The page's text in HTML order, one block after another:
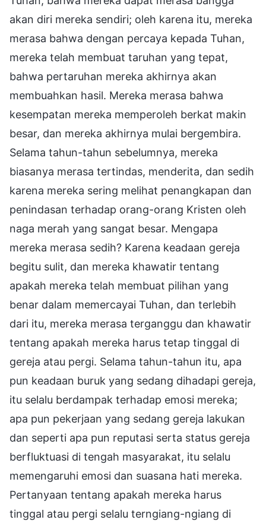
akan diri mereka sendiri; oleh karena itu, mereka
merasa bahwa dengan percaya kepada Tuhan,
mereka telah membuat taruhan yang tepat,
bahwa pertaruhan mereka akhirnya akan
membuahkan hasil. Mereka merasa bahwa
kesempatan mereka memperoleh berkat makin
besar, dan mereka akhirnya mulai bergembira.
Selama tahun-tahun sebelumnya, mereka
biasanya merasa tertindas, menderita, dan sedih
karena mereka sering melihat penangkapan dan
penindasan terhadap orang-orang Kristen oleh
naga merah yang sangat besar. Mengapa
mereka merasa sedih? Karena keadaan gereja
begitu sulit, dan mereka khawatir tentang
apakah mereka telah membuat pilihan yang
benar dalam memercayai Tuhan, dan terlebih
dari itu, mereka merasa terganggu dan khawatir
tentang apakah mereka harus tetap tinggal di
gereja atau pergi. Selama tahun-tahun itu, apa
pun keadaan buruk yang sedang dihadapi gereja,
itu selalu berdampak terhadap emosi mereka;
apa pun pekerjaan yang sedang gereja lakukan
dan seperti apa pun reputasi serta status gereja
berfluktuasi di tengah masyarakat, itu selalu
memengaruhi emosi dan suasana hati mereka.
Pertanyaan tentang apakah mereka harus
tinggal atau pergi selalu terngiang-ngiang di